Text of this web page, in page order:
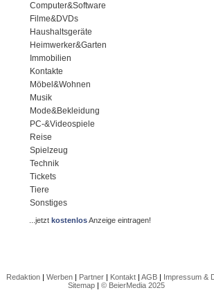
Computer&Software
Filme&DVDs
Haushaltsgeräte
Heimwerker&Garten
Immobilien
Kontakte
Möbel&Wohnen
Musik
Mode&Bekleidung
PC-&Videospiele
Reise
Spielzeug
Technik
Tickets
Tiere
Sonstiges
...jetztkostenlosAnzeige eintragen!
Redaktion| Werben| Partner| Kontakt| AGB| Impressum &
Sitemap| © BeierMedia 2025